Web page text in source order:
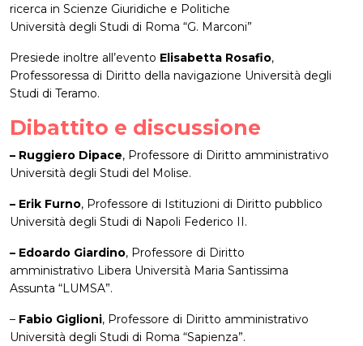
ricerca in Scienze Giuridiche e Politiche
Università degli Studi di Roma “G. Marconi”
Presiede inoltre all’evento Elisabetta Rosafio,
Professoressa di Diritto della navigazione Università degli
Studi di Teramo.
Dibattito e discussione
– Ruggiero Dipace, Professore di Diritto amministrativo
Università degli Studi del Molise.
– Erik Furno, Professore di Istituzioni di Diritto pubblico
Università degli Studi di Napoli Federico II.
– Edoardo Giardino, Professore di Diritto
amministrativo Libera Università Maria Santissima
Assunta “LUMSA”.
– Fabio Giglioni, Professore di Diritto amministrativo
Università degli Studi di Roma “Sapienza”.